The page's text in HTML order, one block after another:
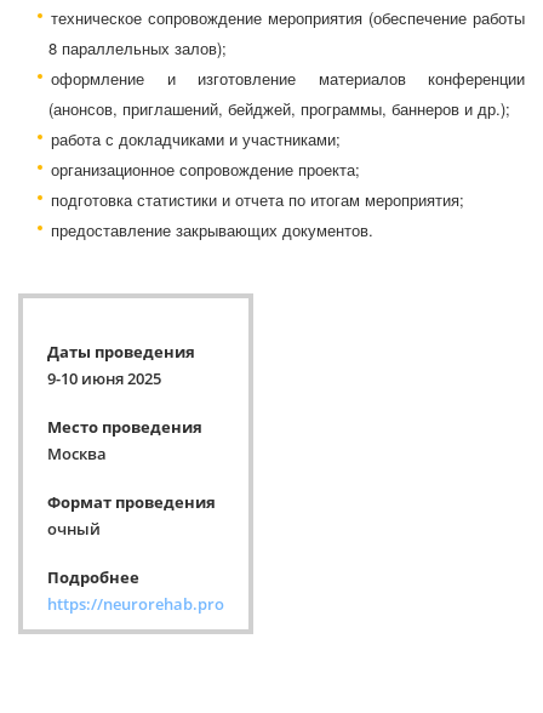
техническое сопровождение мероприятия (обеспечение работы
8 параллельных залов);
оформление и изготовление материалов конференции
(анонсов, приглашений, бейджей, программы, баннеров и др.);
работа с докладчиками и участниками;
организационное сопровождение проекта;
подготовка статистики и отчета по итогам мероприятия;
предоставление закрывающих документов.
Даты проведения
9-10 июня 2025
Место проведения
Москва
Формат проведения
очный
Подробнее
https://neurorehab.pro